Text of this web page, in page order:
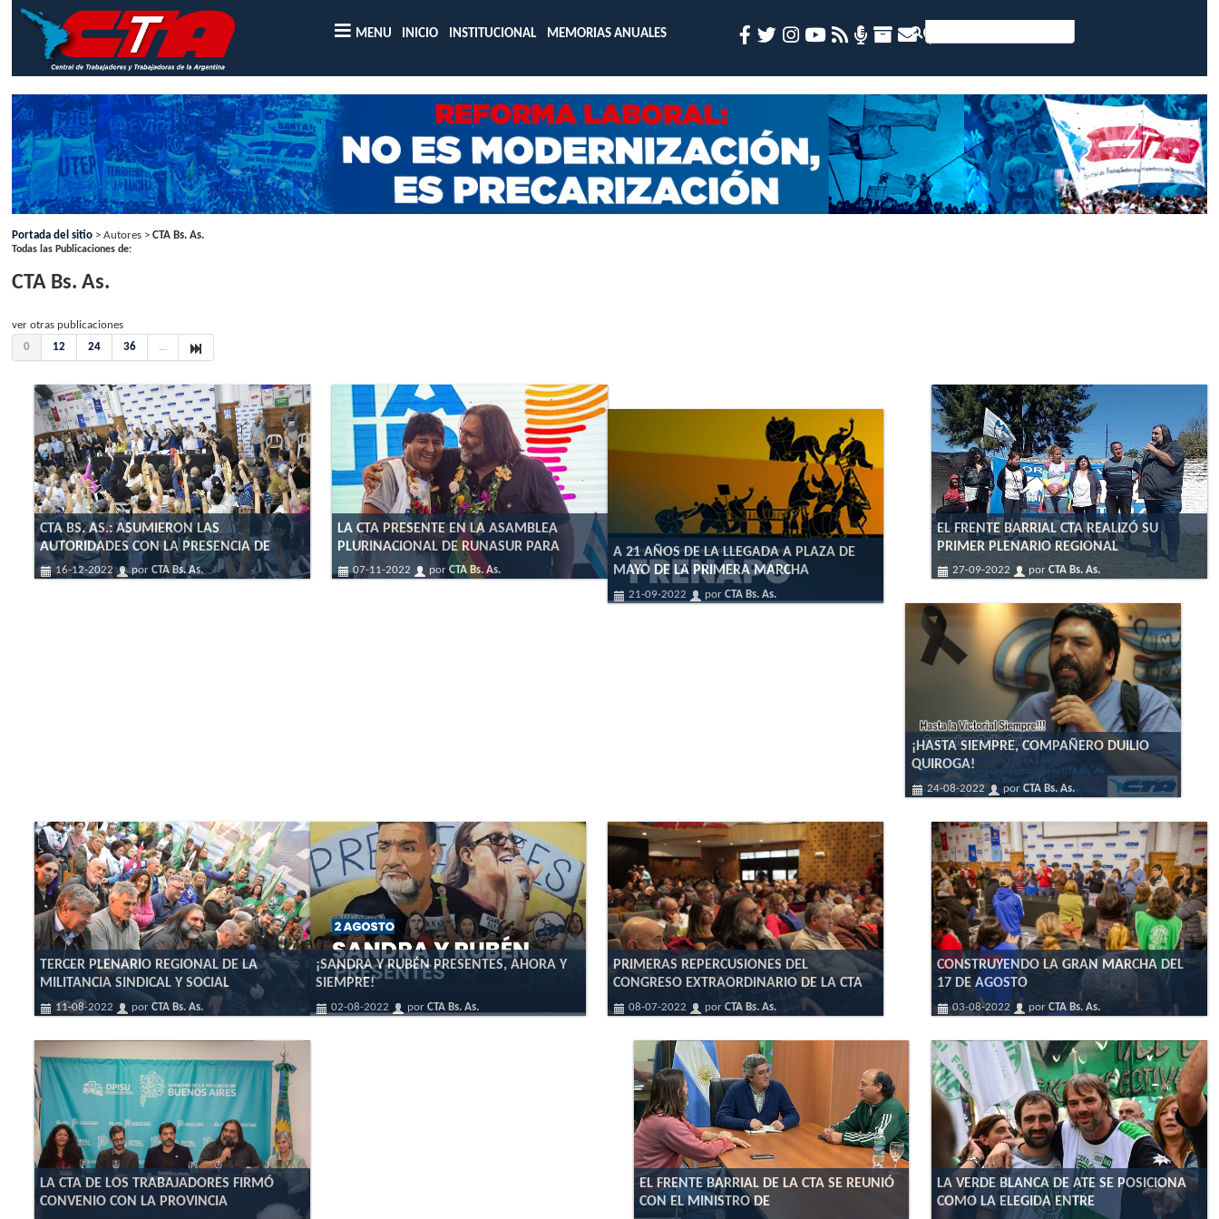
MENU INICIO INSTITUCIONAL MEMORIAS ANUALES
Portada del sitio > Autores >CTA Bs. As.
Todas las Publicaciones de:
CTA Bs. As.
ver otras publicaciones
0
12 24 36 ...
CTA BS. AS.: ASUMIERON LAS
AUTORIDADES CON LA PRESENCIA DE
16-12-2022 porCTA Bs. As.
LA CTA PRESENTE EN LA ASAMBLEA
PLURINACIONAL DE RUNASUR PARA
07-11-2022 porCTA Bs. As.
EL FRENTE BARRIAL CTA REALIZÓ SU
PRIMER PLENARIO REGIONAL
27-09-2022 porCTA Bs. As.
A 21 AÑOS DE LA LLEGADA A PLAZA DE
MAYO DE LA PRIMERA MARCHA
21-09-2022 porCTA Bs. As.
¡HASTA SIEMPRE, COMPAÑERO DUILIO
QUIROGA!
24-08-2022 porCTA Bs. As.
TERCER PLENARIO REGIONAL DE LA
MILITANCIA SINDICAL Y SOCIAL
11-08-2022 porCTA Bs. As.
CONSTRUYENDO LA GRAN MARCHA DEL
17 DE AGOSTO
03-08-2022 porCTA Bs. As.
¡SANDRA Y RUBÉN PRESENTES, AHORA Y
SIEMPRE!
02-08-2022 porCTA Bs. As.
PRIMERAS REPERCUSIONES DEL
CONGRESO EXTRAORDINARIO DE LA CTA
08-07-2022 porCTA Bs. As.
LA CTA DE LOS TRABAJADORES FIRMÓ
CONVENIO CON LA PROVINCIA
LA VERDE BLANCA DE ATE SE POSICIONA
COMO LA ELEGIDA ENTRE
EL FRENTE BARRIAL DE LA CTA SE REUNIÓ
CON EL MINISTRO DE